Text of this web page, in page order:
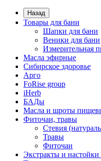
Назад
Товары для бани
Шапки для бани
Веники для бани
Измерительная
Масла эфирные
Сибирское здоровье
Арго
FoRise group
iHerb
БАДы
Масла и шроты
Фиточаи, травы
Стевия
Травы
Фиточаи
Экстракты и настойки